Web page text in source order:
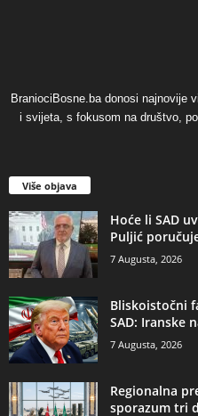
BraniociBosne.ba donosi najnovije
i svijeta, s fokusom na društvo,
Više objava
​Hoće li SAD
Puljić
7 Augusta, 2026
​Bliskoistočni
SAD: Iranske
7 Augusta, 2026
​Regionalna
sporazum tri